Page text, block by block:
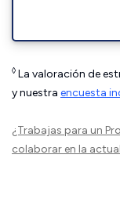
◊ La valoración de
y nuestra encuesta
¿Trabajas para un
colaborar en la